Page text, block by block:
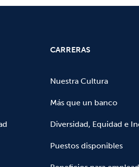
CARRERAS
Nuestra Cultura
Más que un banco
Diversidad, Equidad e
Puestos disponibles